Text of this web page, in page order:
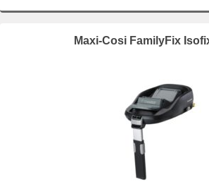
Maxi-Cosi FamilyFix